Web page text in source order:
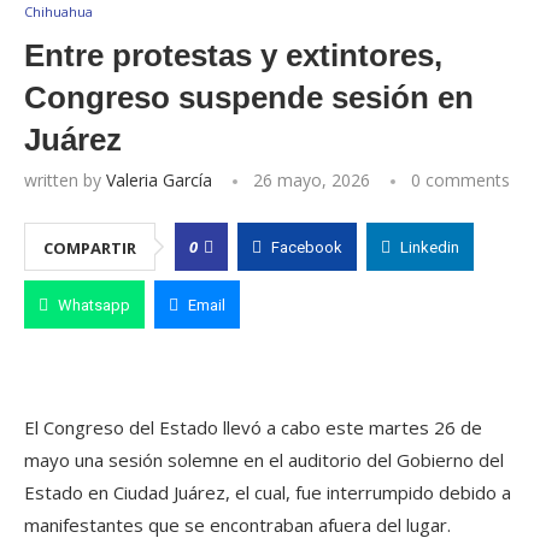
Chihuahua
Entre protestas y extintores,
Congreso suspende sesión en
Juárez
written by Valeria García 26 mayo, 2026 0 comments
COMPARTIR 0 Facebook Linkedin
Whatsapp Email
El Congreso del Estado llevó a cabo este martes 26 de
mayo una sesión solemne en el auditorio del Gobierno del
Estado en Ciudad Juárez, el cual, fue interrumpido debido a
manifestantes que se encontraban afuera del lugar.